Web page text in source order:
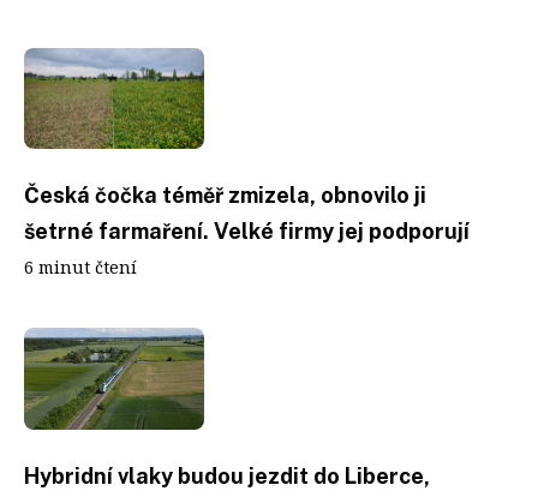
Česká čočka téměř zmizela, obnovilo ji
šetrné farmaření. Velké firmy jej podporují
6 minut čtení
Hybridní vlaky budou jezdit do Liberce,